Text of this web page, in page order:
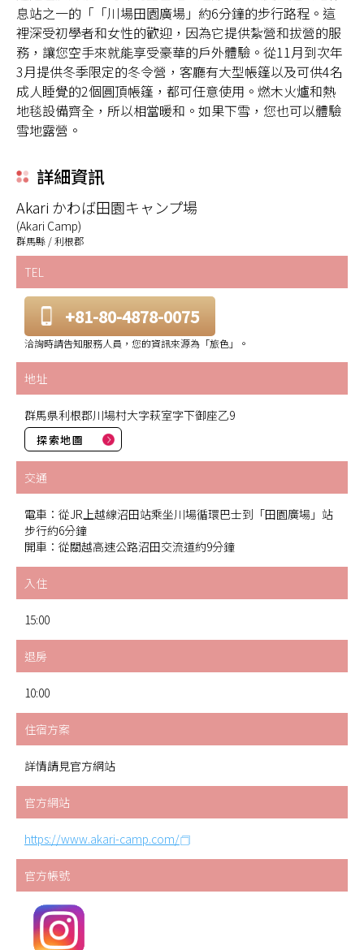
息站之一的「「川場田園廣場」約6分鐘的步行路程。這
裡深受初學者和女性的歡迎，因為它提供紮營和拔營的服
務，讓您空手來就能享受豪華的戶外體驗。從11月到次年
3月提供冬季限定的冬令營，客廳有大型帳篷以及可供4名
成人睡覺的2個圓頂帳篷，都可任意使用。燃木火爐和熱
地毯設備齊全，所以相當暖和。如果下雪，您也可以體驗
雪地露營。
詳細資訊
Akari かわば田園キャンプ場
(Akari Camp)
群馬縣 / 利根郡
TEL
+81-80-4878-0075
洽詢時請告知服務人員，您的資訊來源為「旅色」。
地址
群馬県利根郡川場村大字萩室字下御座乙9
探索地圖
交通
電車：從JR上越線沼田站乘坐川場循環巴士到「田園廣場」站
步行約6分鐘
開車：從關越高速公路沼田交流道約9分鐘
入住
15:00
退房
10:00
住宿方案
詳情請見官方網站
官方網站
https://www.akari-camp.com/
官方帳號